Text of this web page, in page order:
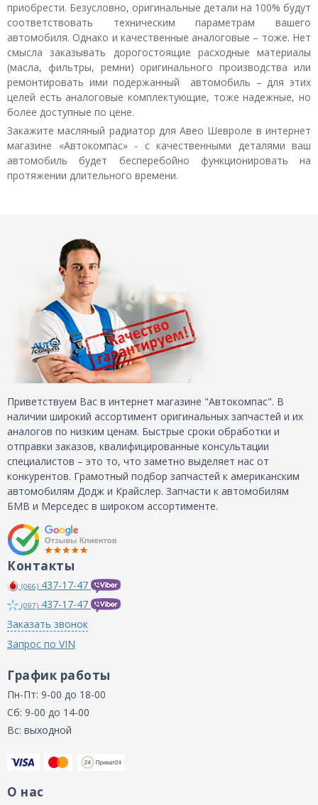
приобрести. Безусловно, оригинальные детали на 100% будут
соответствовать техническим параметрам вашего
автомобиля. Однако и качественные аналоговые – тоже. Нет
смысла заказывать дорогостоящие расходные материалы
(масла, фильтры, ремни) оригинального производства или
ремонтировать ими подержанный автомобиль – для этих
целей есть аналоговые комплектующие, тоже надежные, но
более доступные по цене.
Закажите масляный радиатор для Авео Шевроле в интернет
магазине «Автокомпас» - с качественными деталями ваш
автомобиль будет бесперебойно функционировать на
протяжении длительного времени.
Приветствуем Вас в интернет магазине "Автокомпас". В
наличии широкий ассортимент оригинальных запчастей и их
аналогов по низким ценам. Быстрые сроки обработки и
отправки заказов, квалифицированные консультации
специалистов – это то, что заметно выделяет нас от
конкурентов. Грамотный подбор запчастей к американским
автомобилям Додж и Крайслер. Запчасти к автомобилям
БМВ и Мерседес в широком ассортименте.
Контакты
(066) 437-17-47
(097) 437-17-47
Заказать звонок
Запрос по VIN
График работы
Пн-Пт: 9-00 до 18-00
Сб: 9-00 до 14-00
Вс: выходной
О нас